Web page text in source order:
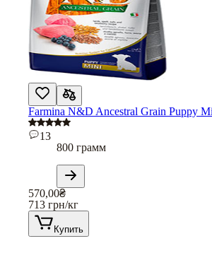
Farmina N&D Ancestral Grain Puppy
13
800 грамм
570,00₴
713 грн/кг
Купить